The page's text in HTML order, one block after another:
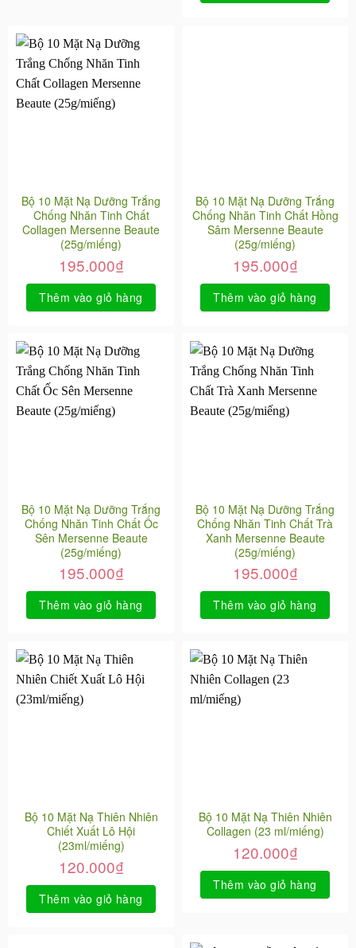
Bộ 10 Mặt Nạ Dưỡng Trắng
Chống Nhăn Tinh Chất
Collagen Mersenne Beaute
(25g/miếng)
195.000₫
Thêm vào giỏ hàng
Bộ 10 Mặt Nạ Dưỡng Trắng
Chống Nhăn Tinh Chất Hồng
Sâm Mersenne Beaute
(25g/miếng)
195.000₫
Thêm vào giỏ hàng
Bộ 10 Mặt Nạ Dưỡng Trắng
Chống Nhăn Tinh Chất Ốc
Sên Mersenne Beaute
(25g/miếng)
195.000₫
Thêm vào giỏ hàng
Bộ 10 Mặt Nạ Dưỡng Trắng
Chống Nhăn Tinh Chất Trà
Xanh Mersenne Beaute
(25g/miếng)
195.000₫
Thêm vào giỏ hàng
Bộ 10 Mặt Nạ Thiên Nhiên
Chiết Xuất Lô Hội
(23ml/miếng)
120.000₫
Thêm vào giỏ hàng
Bộ 10 Mặt Nạ Thiên Nhiên
Collagen (23 ml/miếng)
120.000₫
Thêm vào giỏ hàng